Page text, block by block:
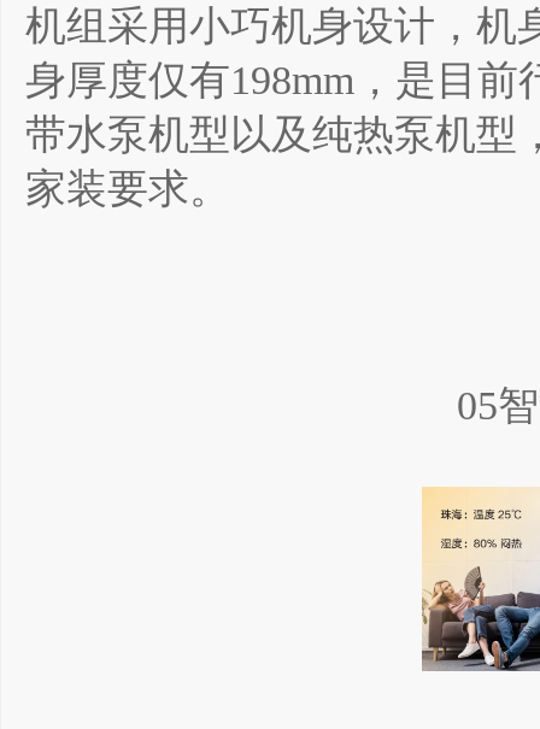
机组采用小巧机身设计，机
身厚度仅有198mm，是目
带水泵机型以及纯热泵机型
家装要求。
05